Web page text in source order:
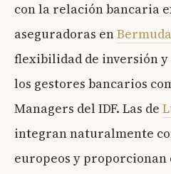
con la relación bancaria
aseguradoras enBermuda
flexibilidad de inversión
los gestores bancarios
Managers del IDF. Las de
integran naturalmente
europeos y